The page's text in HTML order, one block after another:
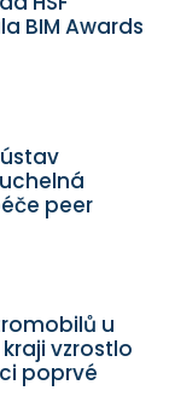
BIM Awards
peer
u
vzrostlo
poprvé